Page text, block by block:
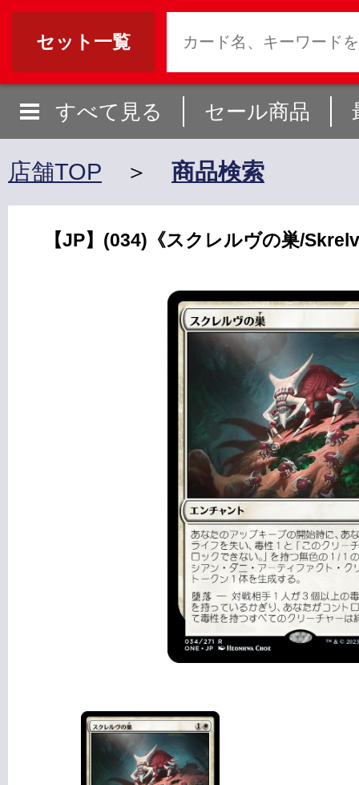
セット一覧
すべて見る セール商品
店舗TOP ＞ 商品検索
【JP】(034)《スクレルヴの巣/